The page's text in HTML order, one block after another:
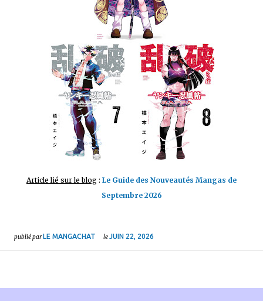
Article lié sur le blog : Le Guide des Nouveautés Mangas de
Septembre 2026
publié parLE MANGACHAT leJUIN 22, 2026